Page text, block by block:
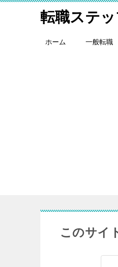
転職ステ
ホーム 一般転職
このサイ